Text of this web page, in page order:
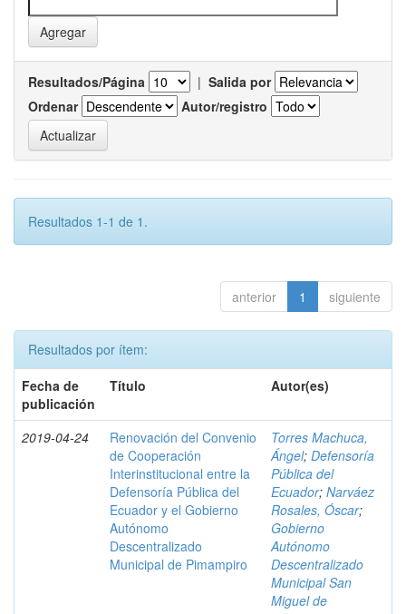
Resultados/Página | Salida por
Ordenar
Autor/registro
Resultados 1-1 de 1.
anterior 1 siguiente
Resultados por ítem:
Fecha de
publicación
Título Autor(es)
2019-04-24
Renovación del Convenio
de Cooperación
Interinstitucional entre la
Defensoría Pública del
Ecuador y el Gobierno
Autónomo
Descentralizado
Municipal de Pimampiro
Torres Machuca,
Ángel; Defensoría
Pública del
Ecuador; Narváez
Rosales, Óscar;
Gobierno
Autónomo
Descentralizado
Municipal San
Miguel de